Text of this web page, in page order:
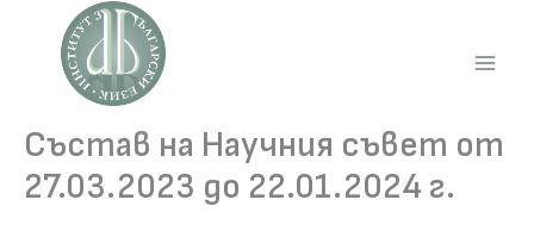
content
Състав на Научния съвет от
27.03.2023 до 22.01.2024 г.